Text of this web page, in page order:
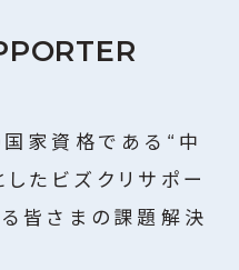
保護方針
家資格である“中
たビズクリサポー
皆さまの課題解決
が登録しています
む